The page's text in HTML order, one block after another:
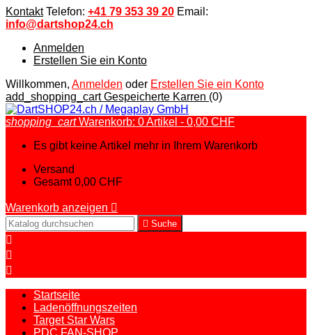
Kontakt Telefon: +41 79 353 39 20 Email:
info@dartshop24.ch
Anmelden
Erstellen Sie ein Konto
Willkommen, Anmelden oder Erstellen Sie ein Konto
add_shopping_cartGespeicherte Karren (0)
shopping_cart Warenkorb: 0Artikel - 0,00 CHF
Es gibt keine Artikel mehr in Ihrem Warenkorb
Versand
Gesamt 0,00 CHF
Warenkorb anzeigen 
 Suche



Startseite
Ladenöffnungszeiten
Target Star Wars
PDC FAN-SHOP